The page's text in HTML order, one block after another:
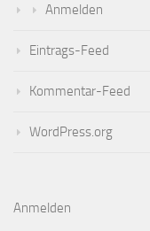
Anmelden
Eintrags-Feed
Kommentar-Feed
WordPress.org
Anmelden